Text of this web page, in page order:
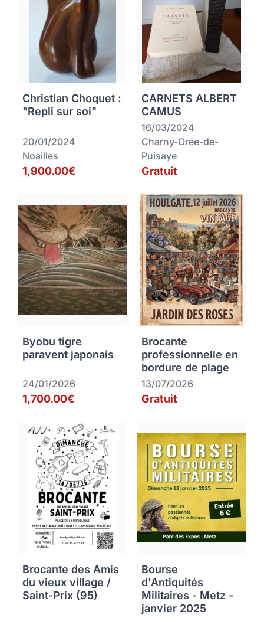
Christian Choquet :
"Repli sur soi"
20/01/2024
Noailles
1,900.00€
CARNETS ALBERT
CAMUS
16/03/2024
Charny-Orée-de-
Puisaye
Gratuit
Byobu tigre
paravent japonais
24/01/2026
1,700.00€
Brocante
professionnelle en
bordure de plage
13/07/2026
Gratuit
Brocante des Amis
du vieux village /
Saint-Prix (95)
Bourse
d'Antiquités
Militaires - Metz -
janvier 2025